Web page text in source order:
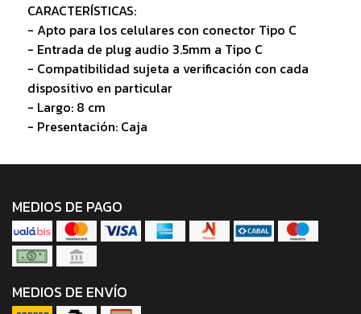
CARACTERÍSTICAS:
- Apto para los celulares con conector Tipo C
- Entrada de plug audio 3.5mm a Tipo C
- Compatibilidad sujeta a verificación con cada
dispositivo en particular
- Largo: 8 cm
- Presentación: Caja
MEDIOS DE PAGO
MEDIOS DE ENVÍO